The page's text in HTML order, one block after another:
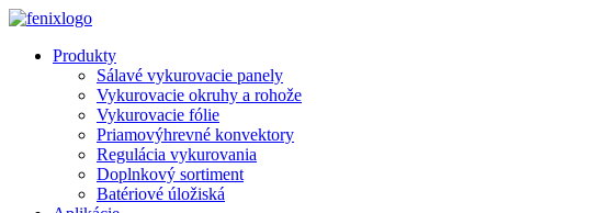
Skip to main content
Produkty
Sálavé vykurovacie panely
Vykurovacie okruhy a rohože
Vykurovacie fólie
Priamovýhrevné konvektory
Regulácia vykurovania
Doplnkový sortiment
Batériové úložiská